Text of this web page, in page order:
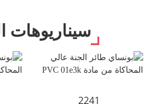
سيناريوهات
2241